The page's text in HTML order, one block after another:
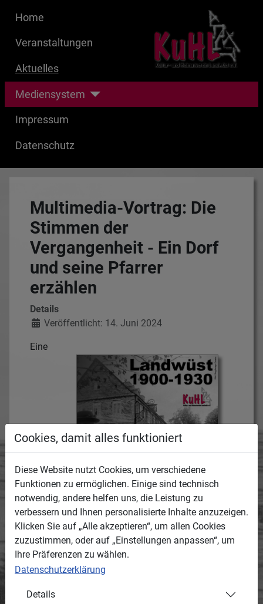
Home
Veranstaltungen
Aktuelles
Mediensystem
Impressum
Datenschutz
Multimedia-Vortrag: Die
Stimmen der
Vergangenheit - Ein Dorf
und seine Pfarrer
erzählen
Details
Veröffentlicht: 14. Juni 2024
Eine
Zeitreise in die Geschichte unseres Dorfes
Landwüst aus einer einzigartigen Perspektive!
Die Vorführung entführt in eine Welt voller Bilder,
Geschichten, Töne und Videos, die das Leben der
Dorfbewohner authentisch und bewegend
nachzeichnen.
Cookies, damit alles funktioniert
Diese Website nutzt Cookies, um verschiedene
Funktionen zu ermöglichen. Einige sind technisch
notwendig, andere helfen uns, die Leistung zu
verbessern und Ihnen personalisierte Inhalte anzuzeigen.
Klicken Sie auf „Alle akzeptieren“, um allen Cookies
zuzustimmen, oder auf „Einstellungen anpassen“, um
Ihre Präferenzen zu wählen.
Datenschutzerklärung
Details